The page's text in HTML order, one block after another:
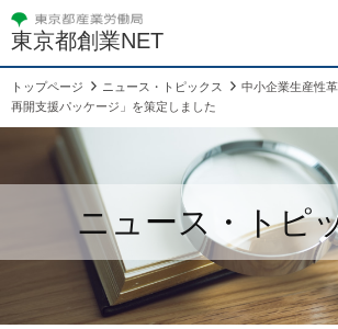
東京都創業NET
トップページ ニュース・トピックス
中小企業生産性
再開支援パッケージ」を策定しました
ニュース・トピ